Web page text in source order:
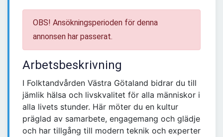
OBS! Ansökningsperioden för denna
annonsen har passerat.
Arbetsbeskrivning
I Folktandvården Västra Götaland bidrar du till
jämlik hälsa och livskvalitet för alla människor i
alla livets stunder. Här möter du en kultur
präglad av samarbete, engagemang och glädje
och har tillgång till modern teknik och experter